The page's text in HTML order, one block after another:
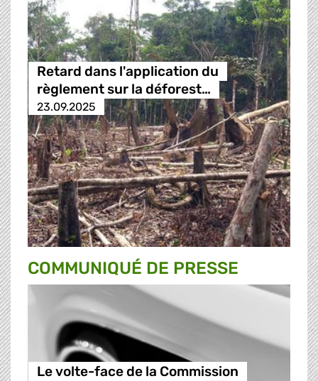
Retard dans l'application du
règlement sur la déforest…
23.09.2025
COMMUNIQUÉ DE PRESSE
Le volte-face de la Commission